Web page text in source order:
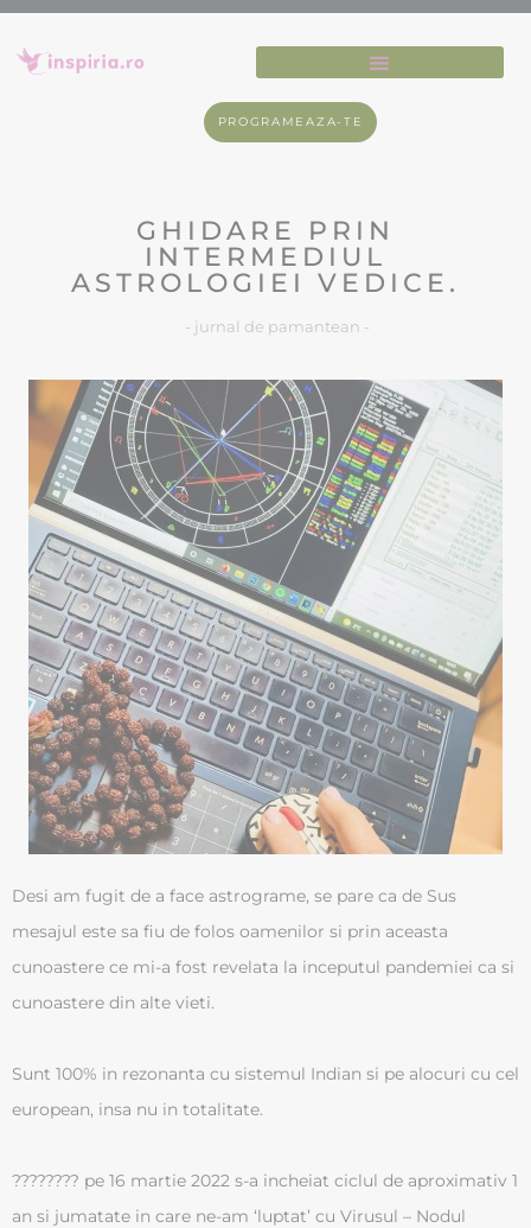
PROGRAMEAZA-TE
GHIDARE PRIN
INTERMEDIUL
ASTROLOGIEI VEDICE.
- jurnal de pamantean -
Desi am fugit de a face astrograme, se pare ca de Sus
mesajul este sa fiu de folos oamenilor si prin aceasta
cunoastere ce mi-a fost revelata la inceputul pandemiei ca si
cunoastere din alte vieti.
Sunt 100% in rezonanta cu sistemul Indian si pe alocuri cu cel
european, insa nu in totalitate.
???????? pe 16 martie 2022 s-a incheiat ciclul de aproximativ 1
an si jumatate in care ne-am ‘luptat’ cu Virusul – Nodul